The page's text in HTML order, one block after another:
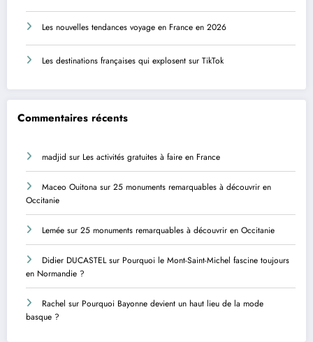
Les nouvelles tendances voyage en France en 2026
Les destinations françaises qui explosent sur TikTok
Commentaires récents
madjid sur Les activités gratuites à faire en France
Maceo Ouitona sur 25 monuments remarquables à découvrir en
Occitanie
Lemée sur 25 monuments remarquables à découvrir en Occitanie
Didier DUCASTELsur Pourquoi le Mont-Saint-Michel fascine toujours
en Normandie ?
Rachel sur Pourquoi Bayonne devient un haut lieu de la mode
basque ?